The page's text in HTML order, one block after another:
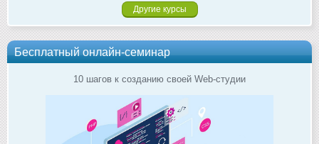
Другие курсы
Бесплатный онлайн-семинар
10 шагов к созданию своей Web-студии